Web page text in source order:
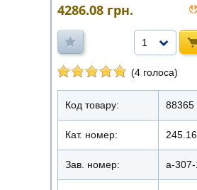
4286.08 грн.
1
(4 голоса)
Код товару: 88365
Кат. номер:
Зав. номер: а-